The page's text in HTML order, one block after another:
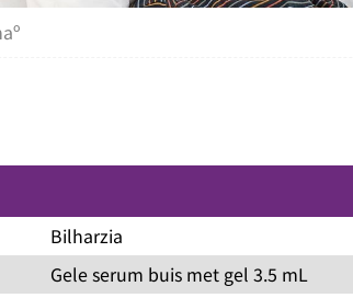
Bilharzia
Gele serum buis met gel 3.5 mL